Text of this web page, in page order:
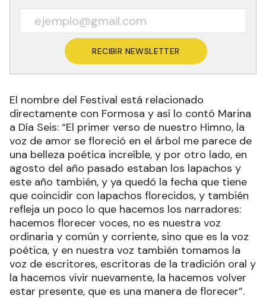
RECIBIR NEWSLETTER
El nombre del Festival está relacionado
directamente con Formosa y así lo contó Marina
a Día Seis: “El primer verso de nuestro Himno, la
voz de amor se floreció en el árbol me parece de
una belleza poética increíble, y por otro lado, en
agosto del año pasado estaban los lapachos y
este año también, y ya quedó la fecha que tiene
que coincidir con lapachos florecidos, y también
refleja un poco lo que hacemos los narradores:
hacemos florecer voces, no es nuestra voz
ordinaria y común y corriente, sino que es la voz
poética, y en nuestra voz también tomamos la
voz de escritores, escritoras de la tradición oral y
la hacemos vivir nuevamente, la hacemos volver
estar presente, que es una manera de florecer”.